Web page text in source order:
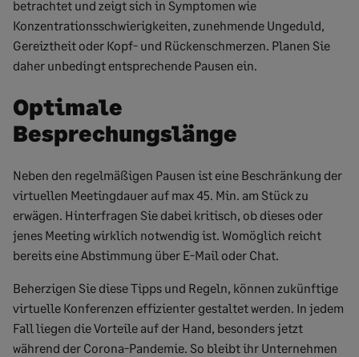
betrachtet und zeigt sich in Symptomen wie
Konzentrationsschwierigkeiten, zunehmende Ungeduld,
Gereiztheit oder Kopf- und Rückenschmerzen. Planen Sie
daher unbedingt entsprechende Pausen ein.
Optimale
Besprechungslänge
Neben den regelmäßigen Pausen ist eine Beschränkung der
virtuellen Meetingdauer auf max 45. Min. am Stück zu
erwägen. Hinterfragen Sie dabei kritisch, ob dieses oder
jenes Meeting wirklich notwendig ist. Womöglich reicht
bereits eine Abstimmung über E-Mail oder Chat.
Beherzigen Sie diese Tipps und Regeln, können zukünftige
virtuelle Konferenzen effizienter gestaltet werden. In jedem
Fall liegen die Vorteile auf der Hand, besonders jetzt
während der Corona-Pandemie. So bleibt ihr Unternehmen